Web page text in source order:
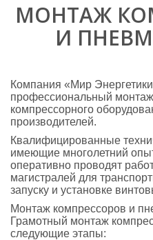
МОНТАЖ
И
Компания «Мир
профессиональный
компрессорного
производителей.
Квалифицированные
имеющие многолетний
оперативно проводят
магистралей для
запуску и установке
Монтаж компрессоров и
Грамотный монтаж
следующие этапы: